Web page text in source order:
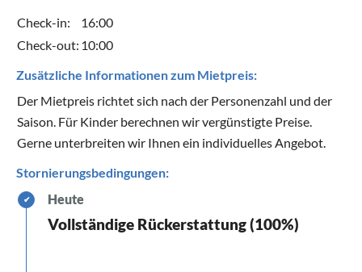
Check-in:
16:00
Check-out: 10:00
Zusätzliche Informationen zum Mietpreis:
Der Mietpreis richtet sich nach der Personenzahl und der
Saison. Für Kinder berechnen wir vergünstigte Preise.
Gerne unterbreiten wir Ihnen ein individuelles Angebot.
Stornierungsbedingungen:
✔ Heute
Vollständige Rückerstattung (100%)